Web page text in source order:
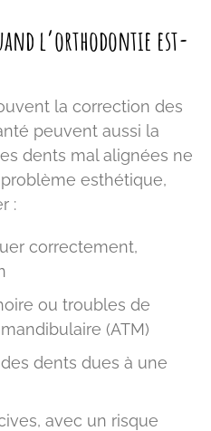
l’orthodontie est-
la correction des
peuvent aussi la
dents mal alignées ne
esthétique,
:
correctement,
ou troubles de
(ATM)
dents dues à une
avec un risque